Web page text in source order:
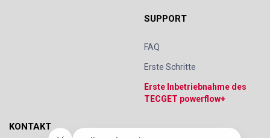
SUPPORT
FAQ
Erste Schritte
Erste Inbetriebnahme des
TECGET powerflow+
KONTAKT